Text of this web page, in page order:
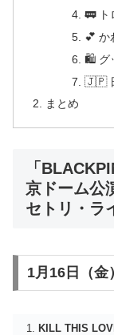
🚃 ト
💕 か
🛍 グ
🇯🇵
まとめ
「
京ドーム公
セトリ・ラ
1月16日（
KILL THIS